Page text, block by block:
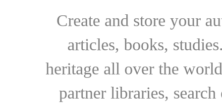
Create and store your
articles, books,
heritage all over the
partner libraries,